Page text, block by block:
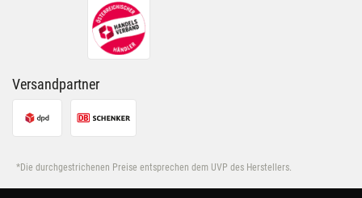
Versandpartner
*Die durchgestrichenen Preise entsprechen dem UVP des Herstellers.